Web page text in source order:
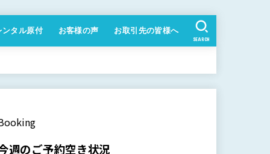
ンタル原付 お客様の声 お取引先の皆様へ
SEARCH